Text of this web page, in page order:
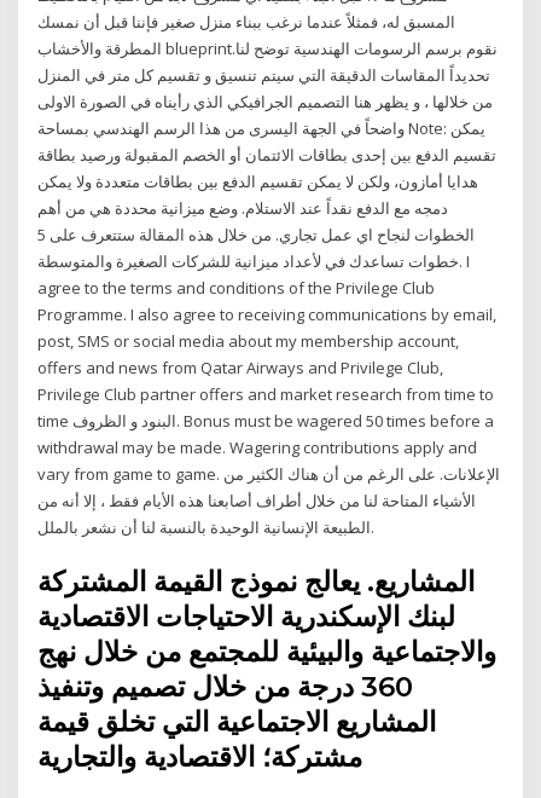
المسبق له، فمثلاً عندما نرغب ببناء منزل صغير فإننا قبل أن نمسك
المطرقة والأخشاب blueprint.نقوم برسم الرسومات الهندسية توضح لنا
تحديداً المقاسات الدقيقة التي سيتم تنسيق و تقسيم كل متر في المنزل
من خلالها ، و يظهر هنا التصميم الجرافيكي الذي رأيناه في الصورة الاولى
واضحاً في الجهة اليسرى من هذا الرسم الهندسي بمساحة Note: يمكن
تقسيم الدفع بين إحدى بطاقات الائتمان أو الخصم المقبولة ورصيد بطاقة
هدايا أمازون، ولكن لا يمكن تقسيم الدفع بين بطاقات متعددة ولا يمكن
دمجه مع الدفع نقداً عند الاستلام. وضع ميزانية محددة هي من أهم
الخطوات لنجاح اي عمل تجاري. من خلال هذه المقالة ستتعرف على 5
خطوات تساعدك في لأعداد ميزانية للشركات الصغيرة والمتوسطة. I
agree to the terms and conditions of the Privilege Club
Programme. I also agree to receiving communications by email,
post, SMS or social media about my membership account,
offers and news from Qatar Airways and Privilege Club,
Privilege Club partner offers and market research from time to
time البنود و الظروف. Bonus must be wagered 50 times before a
withdrawal may be made. Wagering contributions apply and
vary from game to game. الإعلانات. على الرغم من أن هناك الكثير من
الأشياء المتاحة لنا من خلال أطراف أصابعنا هذه الأيام فقط ، إلا أنه من
الطبيعة الإنسانية الوحيدة بالنسبة لنا أن نشعر بالملل.
المشاريع. يعالج نموذج القيمة المشتركة
لبنك الإسكندرية الاحتياجات الاقتصادية
والاجتماعية والبيئية للمجتمع من خلال نهج
360 درجة من خلال تصميم وتنفيذ
المشاريع الاجتماعية التي تخلق قيمة
مشتركة؛ الاقتصادية والتجارية